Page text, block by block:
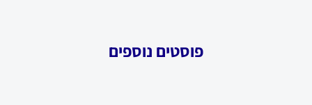
פוסטים נוספים